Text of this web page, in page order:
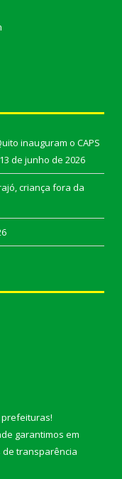
inauguram o CAPS
13 de junho de 2026
criança fora da
!
garantimos em
de transparência